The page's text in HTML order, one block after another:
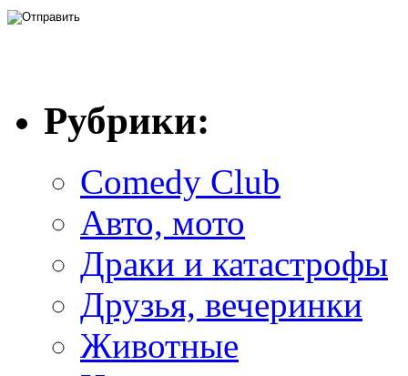
Рубрики:
Comedy Club
Авто, мото
Драки и катастрофы
Друзья, вечеринки
Животные